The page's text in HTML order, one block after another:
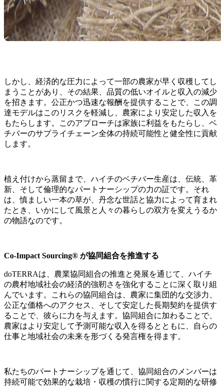
しかし、経済的な圧力によって一部の農家が早く収穫してし
まうことがあり、その結果、品質の低いオイルと収入の減少
を招きます。公正かつ迅速な報酬を提供することで、この調
達モデルはこのリスクを軽減し、農家により安定した収入を
もたらします。このアプローチは家族に利益をもたらし、ベ
チバーのサプライチェーン全体の持続可能性と健全性に貢献
します。
植え付けから蒸留まで、ハイチのベチバー生産は、伝統、革
新、そして倫理的なパートナーシップの力の証です。それ
は、慎ましい一本の草が、丹念な世話と協力によって育まれ
たとき、いかにして風景と人々の暮らしの双方を変えうるか
の物語なのです。
Co-Impact Sourcing® が協同組合を推進する
doTERRAは、農業協同組合の推進と発展を通じて、ハイチ
の農村地域社会の経済的強靭さを強化することに深く取り組
んでいます。これらの協同組合は、農家に集団的な交渉力、
公正な価格へのアクセス、そして安定した長期契約を提供す
ることで、彼らに力を与えます。協同組合に加わることで、
農家はより安定して予測可能な収入を得るとともに、自らの
仕事と地域社会の未来を形づくる発言権を得ます。
私たちのパートナーシップを通じて、協同組合のメンバーは
持続可能で効果的な栽培・収穫の慣行に関する定期的な研修